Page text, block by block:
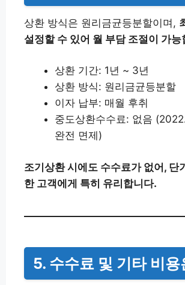
상환 방식은 원리금균등분할이며,
설정할 수 있어 월 부담 조절이 가능
상환 기간: 1년 ~ 3년
상환 방식: 원리금균등분할
이자 납부: 매월 후취
중도상환수수료: 없음
완전 면제)
조기상환 시에도 수수료가 없어, 단
한 고객에게 특히 유리합니다.
5. 수수료 및 기타 비용